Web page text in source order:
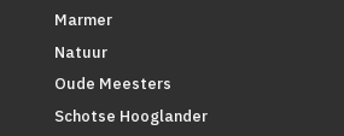
Marmer
Natuur
Oude Meesters
Schotse Hooglander